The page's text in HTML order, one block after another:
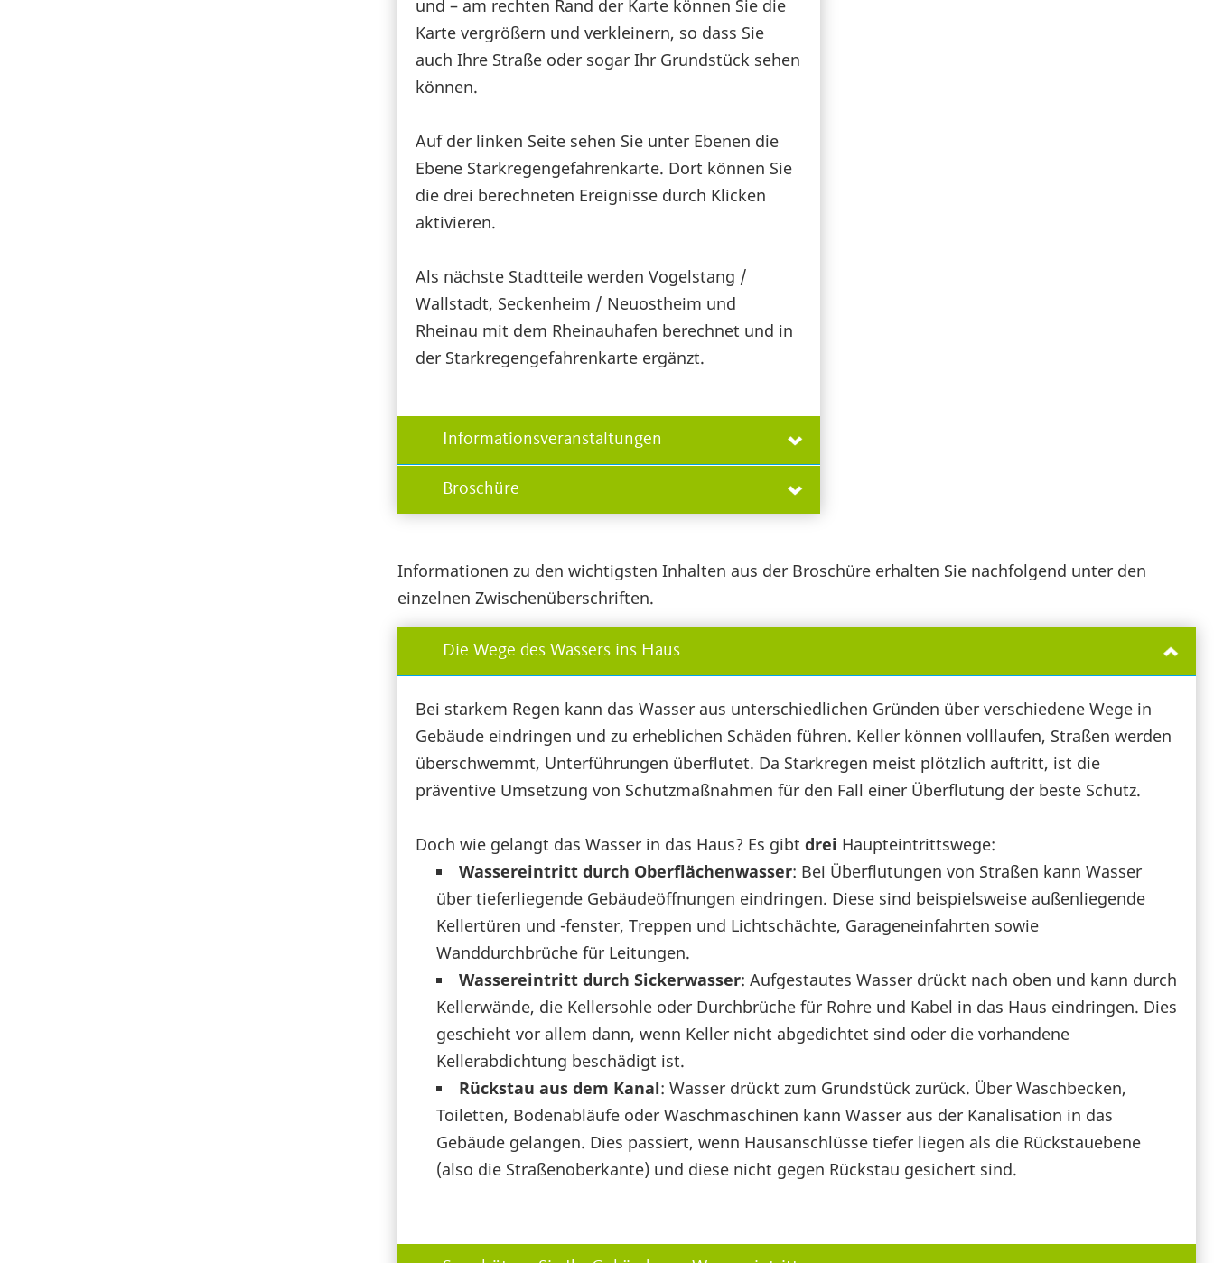
und – am rechten Rand der Karte können Sie die
Karte vergrößern und verkleinern, so dass Sie
auch Ihre Straße oder sogar Ihr Grundstück sehen
können.
Auf der linken Seite sehen Sie unter Ebenen die
Ebene Starkregengefahrenkarte. Dort können Sie
die drei berechneten Ereignisse durch Klicken
aktivieren.
Als nächste Stadtteile werden Vogelstang /
Wallstadt, Seckenheim / Neuostheim und
Rheinau mit dem Rheinauhafen berechnet und in
der Starkregengefahrenkarte ergänzt.
Informationsveranstaltungen
Broschüre
Informationen zu den wichtigsten Inhalten aus der Broschüre erhalten Sie nachfolgend unter den
einzelnen Zwischenüberschriften.
Die Wege des Wassers ins Haus
Bei starkem Regen kann das Wasser aus unterschiedlichen Gründen über verschiedene Wege in
Gebäude eindringen und zu erheblichen Schäden führen. Keller können volllaufen, Straßen werden
überschwemmt, Unterführungen überflutet. Da Starkregen meist plötzlich auftritt, ist die
präventive Umsetzung von Schutzmaßnahmen für den Fall einer Überflutung der beste Schutz.
Doch wie gelangt das Wasser in das Haus? Es gibt drei Haupteintrittswege:
Wassereintritt durch Oberflächenwasser: Bei Überflutungen von Straßen kann Wasser
über tieferliegende Gebäudeöffnungen eindringen. Diese sind beispielsweise außenliegende
Kellertüren und -fenster, Treppen und Lichtschächte, Garageneinfahrten sowie
Wanddurchbrüche für Leitungen.
Wassereintritt durch Sickerwasser: Aufgestautes Wasser drückt nach oben und kann durch
Kellerwände, die Kellersohle oder Durchbrüche für Rohre und Kabel in das Haus eindringen. Dies
geschieht vor allem dann, wenn Keller nicht abgedichtet sind oder die vorhandene
Kellerabdichtung beschädigt ist.
Rückstau aus dem Kanal: Wasser drückt zum Grundstück zurück. Über Waschbecken,
Toiletten, Bodenabläufe oder Waschmaschinen kann Wasser aus der Kanalisation in das
Gebäude gelangen. Dies passiert, wenn Hausanschlüsse tiefer liegen als die Rückstauebene
(also die Straßenoberkante) und diese nicht gegen Rückstau gesichert sind.